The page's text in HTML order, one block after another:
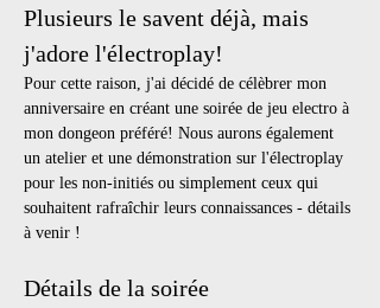
Plusieurs le savent déjà, mais
j'adore l'électroplay!
Pour cette raison, j'ai décidé de célèbrer mon
anniversaire en créant une soirée de jeu electro à
mon dongeon préféré! Nous aurons également
un atelier et une démonstration sur l'électroplay
pour les non-initiés ou simplement ceux qui
souhaitent rafraîchir leurs connaissances - détails
à venir !
Détails de la soirée